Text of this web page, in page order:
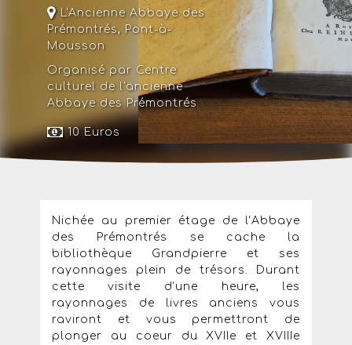
L'Ancienne Abbaye des
Prémontrés, Pont-à-
Mousson
Organisé par Centre
culturel de l'ancienne
Abbaye des Prémontrés
10 Euros
Nichée au premier étage de l’Abbaye
des Prémontrés se cache la
bibliothèque Grandpierre et ses
rayonnages plein de trésors. Durant
cette visite d’une heure, les
rayonnages de livres anciens vous
raviront et vous permettront de
plonger au coeur du XVIIe et XVIIIe